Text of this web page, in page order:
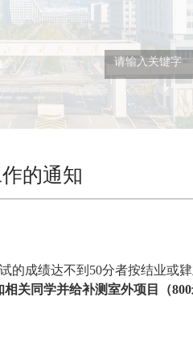
的通知
的成绩达不到50分者按结业或肄
关同学并给补测室外项目（